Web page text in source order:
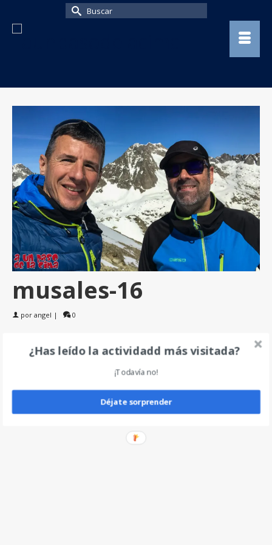
Buscar
musales-16
por angel | 0
Deja un comentario
¿Has leído la actividadd más visitada?
¡Todavía no!
Déjate sorprender